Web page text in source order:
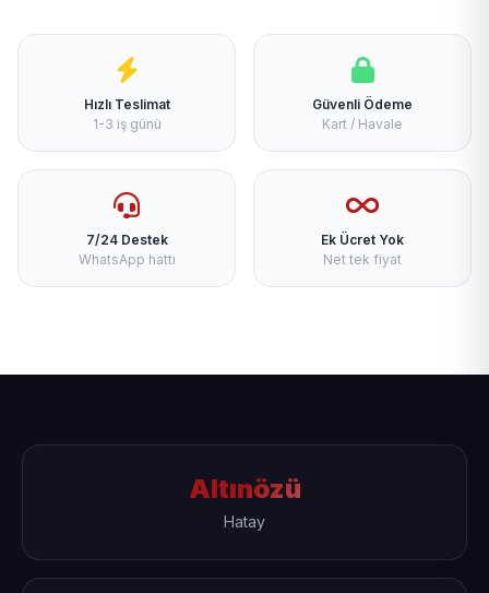
Hızlı Teslimat
1-3 iş günü
Güvenli Ödeme
Kart / Havale
7/24 Destek
WhatsApp hattı
Ek Ücret Yok
Net tek fiyat
Altınözü
Hatay